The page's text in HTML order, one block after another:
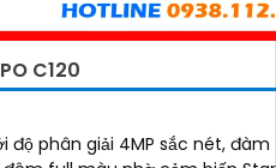
C120
độ phân giải 4MP sắc nét, đàm